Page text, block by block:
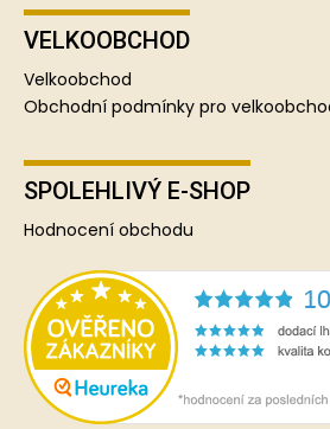
VELKOOBCHOD
Velkoobchod
Obchodní podmínky pro
SPOLEHLIVÝ E-SHOP
Hodnocení obchodu